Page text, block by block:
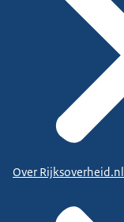
Over Rijksoverheid.nl